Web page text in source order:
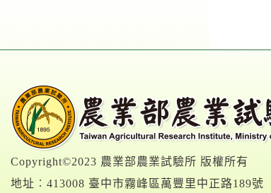
Copyright©2023 農業部農業試驗所 版權所有
地址︰413008 臺中市霧峰區萬豐里中正路189號